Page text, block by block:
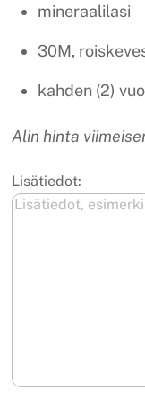
mineraalilasi
30M,
kahden (2)
Alin hinta
Lisätiedot: